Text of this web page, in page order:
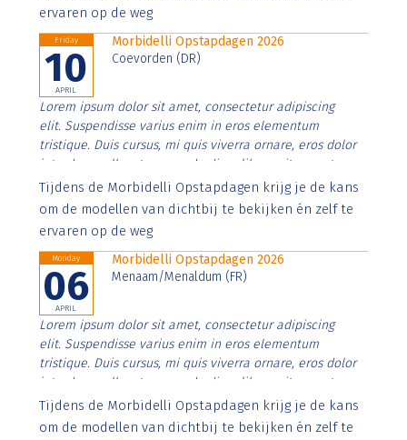
ervaren op de weg
Friday
10
APRIL
Morbidelli Opstapdagen 2026
Coevorden (DR)
Lorem ipsum dolor sit amet, consectetur adipiscing
elit. Suspendisse varius enim in eros elementum
tristique. Duis cursus, mi quis viverra ornare, eros dolor
interdum nulla, ut commodo diam libero vitae erat.
Aenean faucibus nibh et justo cursus id rutrum lorem
imperdiet. Nunc ut sem vitae risus tristique posuere.
Tijdens de Morbidelli Opstapdagen krijg je de kans
om de modellen van dichtbij te bekijken én zelf te
ervaren op de weg
Monday
06
APRIL
Morbidelli Opstapdagen 2026
Menaam/Menaldum (FR)
Lorem ipsum dolor sit amet, consectetur adipiscing
elit. Suspendisse varius enim in eros elementum
tristique. Duis cursus, mi quis viverra ornare, eros dolor
interdum nulla, ut commodo diam libero vitae erat.
Aenean faucibus nibh et justo cursus id rutrum lorem
imperdiet. Nunc ut sem vitae risus tristique posuere.
Tijdens de Morbidelli Opstapdagen krijg je de kans
om de modellen van dichtbij te bekijken én zelf te